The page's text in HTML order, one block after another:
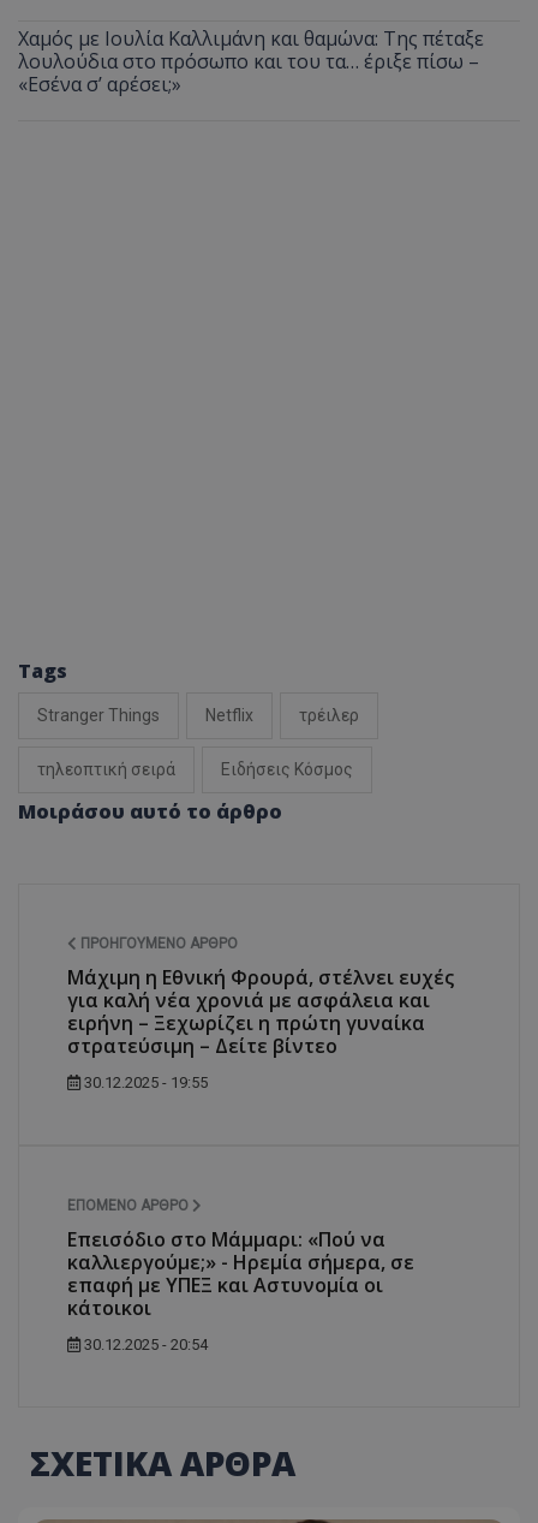
Χαμός με Ιουλία Καλλιμάνη και θαμώνα: Της πέταξε
λουλούδια στο πρόσωπο και του τα… έριξε πίσω –
«Εσένα σ’ αρέσει;»
Tags
Stranger Things Netflix τρέιλερ
τηλεοπτική σειρά Ειδήσεις Κόσμος
Μοιράσου αυτό το άρθρο
ΠΡΟΗΓΟΎΜΕΝΟ ΆΡΘΡΟ
Μάχιμη η Εθνική Φρουρά, στέλνει ευχές
για καλή νέα χρονιά με ασφάλεια και
ειρήνη – Ξεχωρίζει η πρώτη γυναίκα
στρατεύσιμη – Δείτε βίντεο
30.12.2025 - 19:55
ΕΠΌΜΕΝΟ ΆΡΘΡΟ
Επεισόδιο στο Μάμμαρι: «Πού να
καλλιεργούμε;» - Ηρεμία σήμερα, σε
επαφή με ΥΠΕΞ και Αστυνομία οι
κάτοικοι
30.12.2025 - 20:54
ΣΧΕΤΙΚΑ ΑΡΘΡΑ